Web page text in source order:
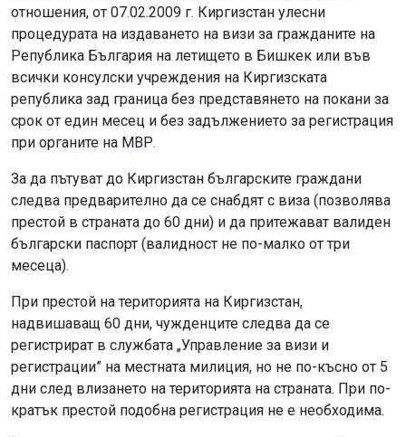
отношения, от 07.02.2009 г. Киргизстан улесни
процедурата на издаването на визи за гражданите на
Република България на летището в Бишкек или във
всички консулски учреждения на Киргизската
република зад граница без представянето на покани за
срок от един месец и без задължението за регистрация
при органите на МВР.
За да пътуват до Киргизстан българските граждани
следва предварително да се снабдят с виза (позволява
престой в страната до 60 дни) и да притежават валиден
български паспорт (валидност не по-малко от три
месеца).
При престой на територията на Киргизстан,
надвишаващ 60 дни, чужденците следва да се
регистрират в службата „Управление за визи и
регистрации” на местната милиция, но не по-късно от 5
дни след влизането на територията на страната. При по-
кратък престой подобна регистрация не е необходима.